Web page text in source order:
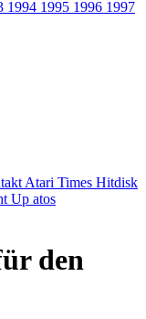
1994 1995 1996 1997
Atari Times Hitdisk
Up atos
den